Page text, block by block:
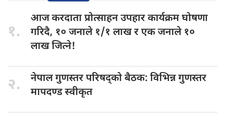
१.
आज करदाताप्रोत्साहन उपहार कार्यक्रम घोषणा
गरिदै, १० जनाले १/१ लाख र एक जनाले १०
लाख जित्ने!
२. नेपाल गुणस्तरपरिषद्को बैठक: विभिन्न गुणस्तर
मापदण्ड स्वीकृत